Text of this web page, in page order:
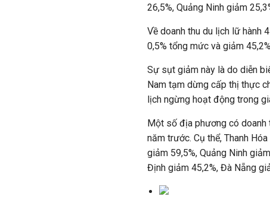
26,5%, Quảng Ninh giảm
Về doanh thu du lịch lữ hành
0,5% tổng mức và giảm
Sự sụt giảm này là do diễn
Nam tạm dừng cấp thị thực
lịch ngừng hoạt động trong
Một số địa phương có doanh
năm trước. Cụ thể, Thanh
giảm 59,5%, Quảng Ninh
Định giảm 45,2%, Đà Nẵng